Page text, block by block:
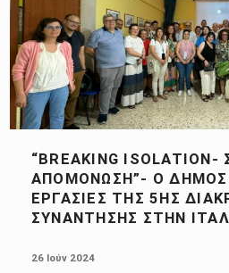
“BREAKING
ΑΠΟΜΌΝΩΣΗ”- Ο ΔΉΜΟΣ
ΕΡΓΑΣΊΕΣ ΤΗΣ 5ΗΣ
ΣΥΝΆΝΤΗΣΗΣ ΣΤΗΝ
26 Ιούν 2024